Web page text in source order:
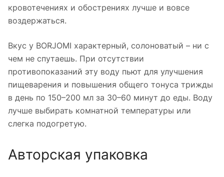
кровотечениях и обострениях лучше и вовсе
воздержаться.
Вкус у BORJOMI характерный, солоноватый – ни с
чем не спутаешь. При отсутствии
противопоказаний эту воду пьют для улучшения
пищеварения и повышения общего тонуса трижды
в день по 150–200 мл за 30–60 минут до еды. Воду
лучше выбирать комнатной температуры или
слегка подогретую.
Авторская упаковка